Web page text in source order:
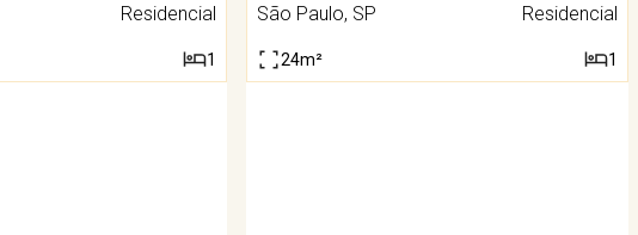
Residencial
1
São Paulo, SP
Residencial
24m² 1